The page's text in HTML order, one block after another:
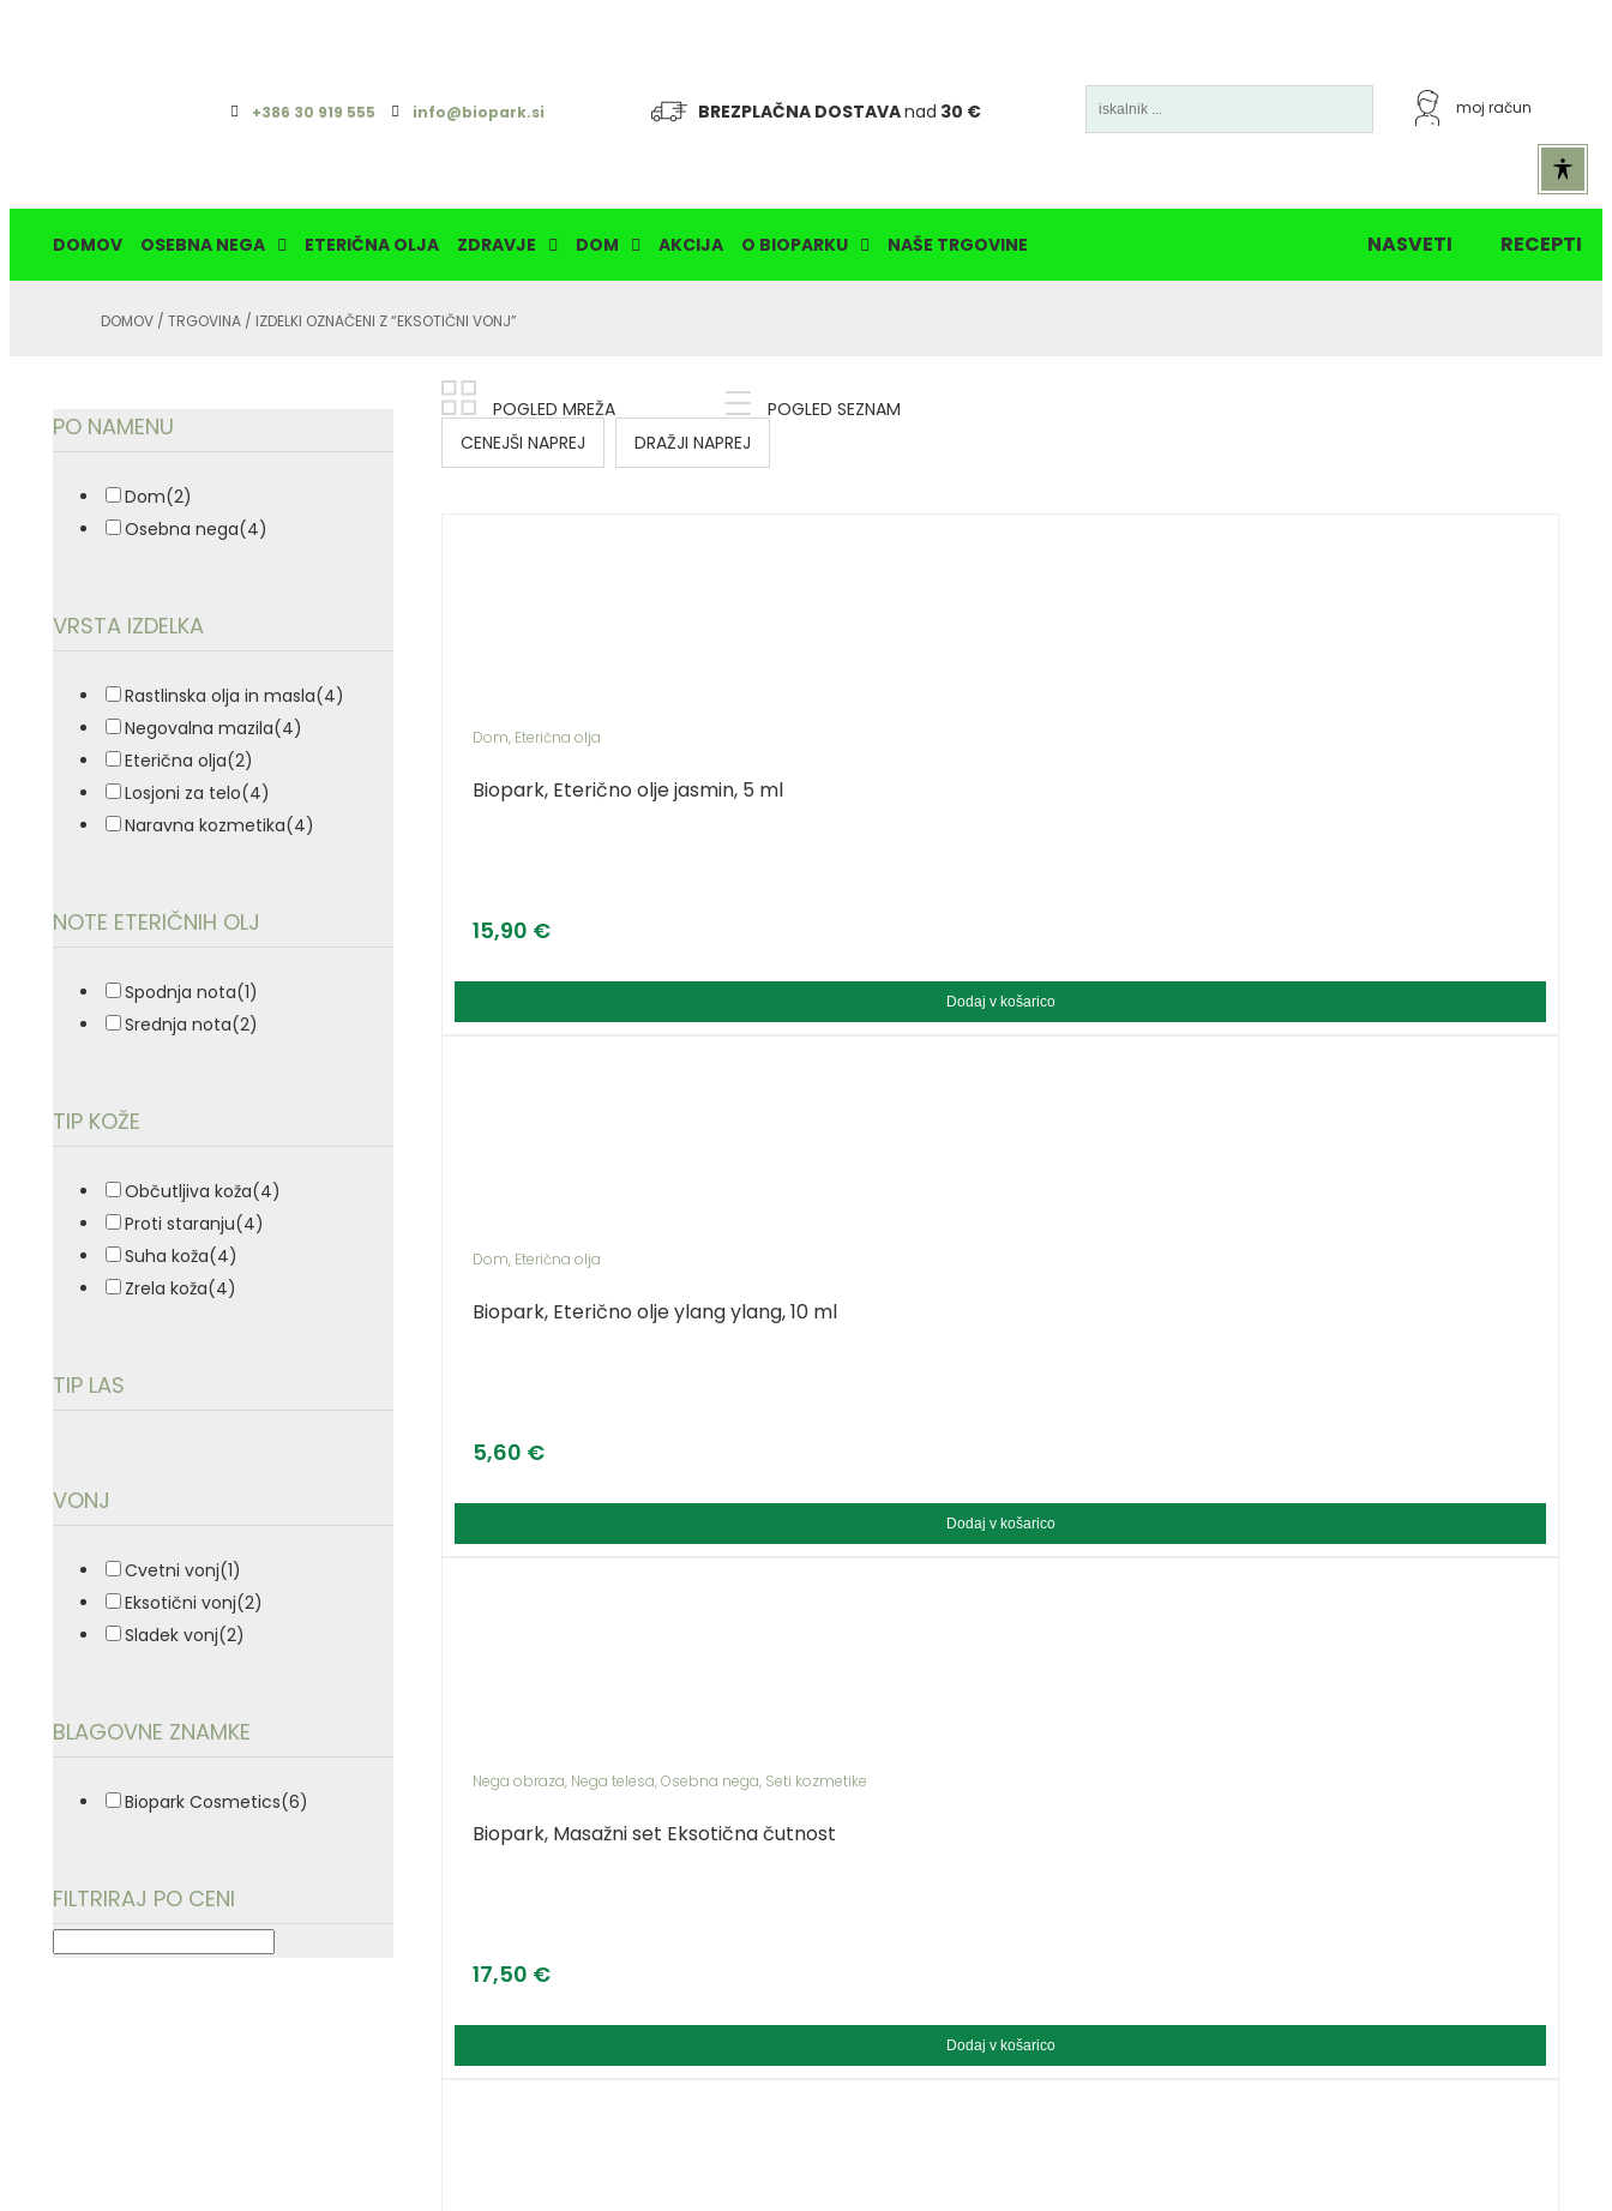
+386 30 919 555 info@biopark.si BREZPLAČNA DOSTAVAnad 30 € 5% popust nad 30€ 15% popust nad 60 €
moj račun
DOMOV OSEBNA NEGA ETERIČNA OLJA ZDRAVJE DOM AKCIJA O BIOPARKU NAŠE TRGOVINE NASVETI RECEPTI
DOMOV / TRGOVINA / IZDELKI OZNAČENI Z “EKSOTIČNI VONJ”
PO NAMENU
Dom(2)
Osebna nega(4)
VRSTA IZDELKA
Rastlinska olja in masla(4)
Negovalna mazila(4)
Eterična olja(2)
Losjoni za telo(4)
Naravna kozmetika(4)
NOTE ETERIČNIH OLJ
Spodnja nota(1)
Srednja nota(2)
TIP KOŽE
Občutljiva koža(4)
Proti staranju(4)
Suha koža(4)
Zrela koža(4)
TIP LAS
VONJ
Cvetni vonj(1)
Eksotični vonj(2)
Sladek vonj(2)
BLAGOVNE ZNAMKE
Biopark Cosmetics(6)
FILTRIRAJ PO CENI
POGLED MREŽA
POGLED SEZNAM
CENEJŠI NAPREJ
DRAŽJI NAPREJ
Dom, Eterična olja
Biopark, Eterično olje jasmin, 5 ml
15,90 €
Dodaj v košarico
Dom, Eterična olja
Biopark, Eterično olje ylang ylang, 10 ml
5,60 €
Dodaj v košarico
Nega obraza, Nega telesa,Osebna nega, Seti kozmetike
Biopark, Masažni set Eksotična čutnost
17,50 €
Dodaj v košarico